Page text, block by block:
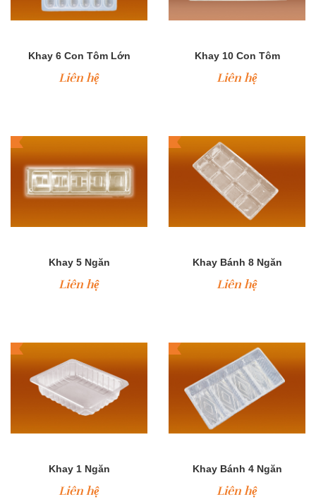
Khay 6 Con Tôm Lớn
Liên hệ
Khay 10 Con Tôm
Liên hệ
Khay 5 Ngăn
Liên hệ
Khay Bánh 8 Ngăn
Liên hệ
Khay 1 Ngăn
Liên hệ
Khay Bánh 4 Ngăn
Liên hệ